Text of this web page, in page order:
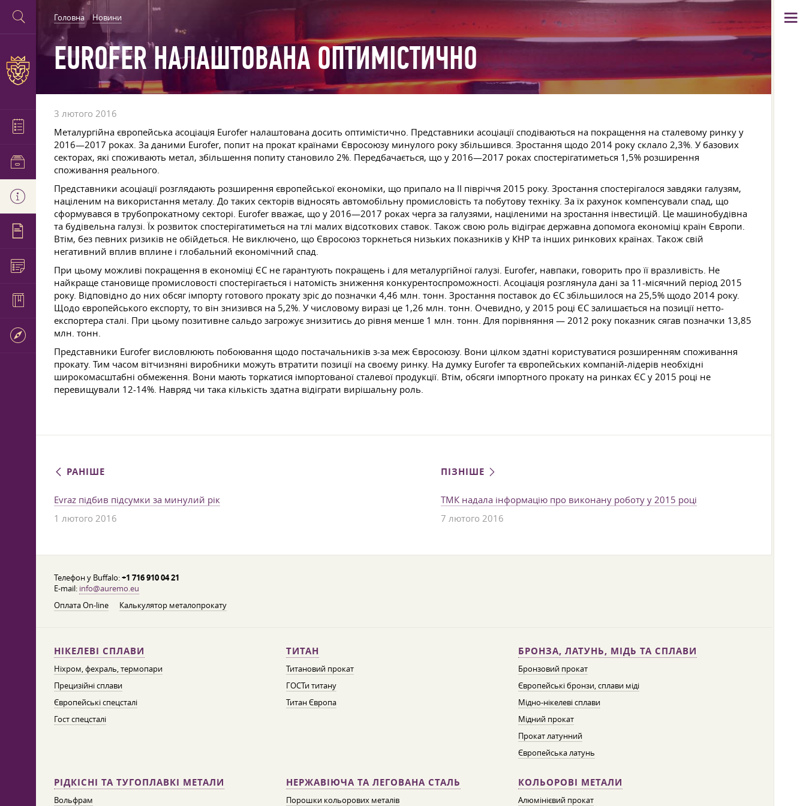
Головна Новини
EUROFER НАЛАШТОВАНА ОПТИМІСТИЧНО
3 лютого 2016
Металургійна європейська асоціація Eurofer налаштована досить оптимістично. Представники асоціації сподіваються на покращення на сталевому ринку у
2016—2017 роках. За даними Eurofer, попит на прокат країнами Євросоюзу минулого року збільшився. Зростання щодо 2014 року склало 2,3%. У базових
секторах, які споживають метал, збільшення попиту становило 2%. Передбачається, що у 2016—2017 роках спостерігатиметься 1,5% розширення
споживання реального.
Представники асоціації розглядають розширення європейської економіки, що припало на ІІ півріччя 2015 року. Зростання спостерігалося завдяки галузям,
націленим на використання металу. До таких секторів відносять автомобільну промисловість та побутову техніку. За їх рахунок компенсували спад, що
сформувався в трубопрокатному секторі. Eurofer вважає, що у 2016—2017 роках черга за галузями, націленими на зростання інвестицій. Це машинобудівна
та будівельна галузі. Їх розвиток спостерігатиметься на тлі малих відсоткових ставок. Також свою роль відіграє державна допомога економіці країн Європи.
Втім, без певних ризиків не обійдеться. Не виключено, що Євросоюз торкнеться низьких показників у КНР та інших ринкових країнах. Також свій
негативний вплив вплине і глобальний економічний спад.
При цьому можливі покращення в економіці ЄС не гарантують покращень і для металургійної галузі. Eurofer, навпаки, говорить про її вразливість. Не
найкраще становище промисловості спостерігається і натомість зниження конкурентоспроможності. Асоціація розглянула дані за 11-місячний період 2015
року. Відповідно до них обсяг імпорту готового прокату зріс до позначки 4,46 млн. тонн. Зростання поставок до ЄС збільшилося на 25,5% щодо 2014 року.
Щодо європейського експорту, то він знизився на 5,2%. У числовому виразі це 1,26 млн. тонн. Очевидно, у 2015 році ЄС залишається на позиції нетто-
експортера сталі. При цьому позитивне сальдо загрожує знизитись до рівня менше 1 млн. тонн. Для порівняння — 2012 року показник сягав позначки 13,85
млн. тонн.
Представники Eurofer висловлюють побоювання щодо постачальників з-за меж Євросоюзу. Вони цілком здатні користуватися розширенням споживання
прокату. Тим часом вітчизняні виробники можуть втратити позиції на своєму ринку. На думку Eurofer та європейських компаній-лідерів необхідні
широкомасштабні обмеження. Вони мають торкатися імпортованої сталевої продукції. Втім, обсяги імпортного прокату на ринках ЄС у 2015 році не
перевищували 12-14%. Навряд чи така кількість здатна відіграти вирішальну роль.
РАНІШЕ
Evraz підбив підсумки за минулий рік
1 лютого 2016
ПІЗНІШЕ
ТМК надала інформацію про виконану роботу у 2015 році
7 лютого 2016
Телефон у Buffalo:+1 716 910 04 21
E-mail: info@auremo.eu
Оплата On-line
Калькулятор металопрокату
НІКЕЛЕВІ СПЛАВИ
Ніхром, фехраль, термопари
Прецизійні сплави
Європейські спецсталі
Гост спецсталі
ТИТАН
Титановий прокат
ГОСТи титану
Титан Європа
БРОНЗА, ЛАТУНЬ, МІДЬ ТА СПЛАВИ
Бронзовий прокат
Європейські бронзи, сплави міді
Мідно-нікелеві сплави
Мідний прокат
Прокат латунний
Європейська латунь
РІДКІСНІ ТА ТУГОПЛАВКІ МЕТАЛИ
Вольфрам
НЕРЖАВІЮЧА ТА ЛЕГОВАНА СТАЛЬ
Порошки кольорових металів
КОЛЬОРОВІ МЕТАЛИ
Алюмінієвий прокат